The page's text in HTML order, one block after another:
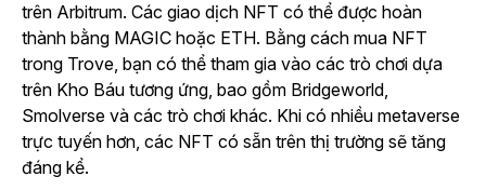
trên Arbitrum. Các giao dịch NFT có thể được hoàn
thành bằng MAGIC hoặc ETH. Bằng cách mua NFT
trong Trove, bạn có thể tham gia vào các trò chơi dựa
trên Kho Báu tương ứng, bao gồm Bridgeworld,
Smolverse và các trò chơi khác. Khi có nhiều metaverse
trực tuyến hơn, các NFT có sẵn trên thị trường sẽ tăng
đáng kể.